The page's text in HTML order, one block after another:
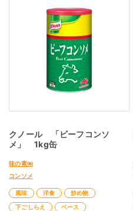
クノール 「ビーフコンソ
メ」 1kg缶
味の素㈱
コンソメ
風味 洋食
炒め物
下ごしらえ
ベース